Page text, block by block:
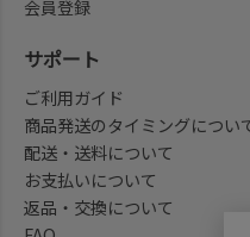
会員登録
サポート
ご利用ガイド
商品発送のタイミングについ
配送・送料について
お支払いについて
返品・交換について